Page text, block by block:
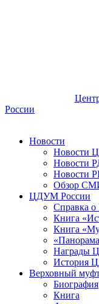
России
Новости
Новости
Новости
Новости
Обзор
ЦДУМ России
Справка
Книга
Книга
Награды
История
Верховный
Биография
Книга